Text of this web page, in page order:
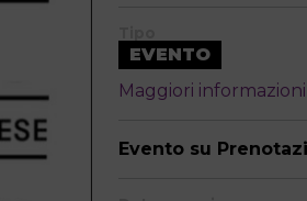
EVENTO
Maggiori informazioni
Evento su